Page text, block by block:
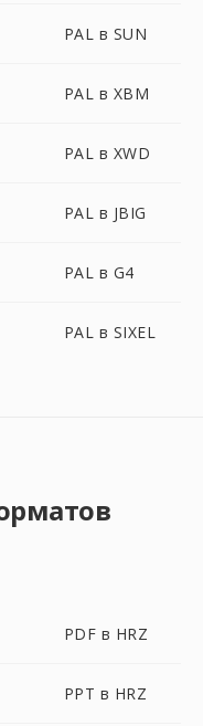
PAL в SUN
PAL в XBM
PAL в XWD
PAL в JBIG
PAL в G4
PAL в SIXEL
PDF в HRZ
PPT в HRZ